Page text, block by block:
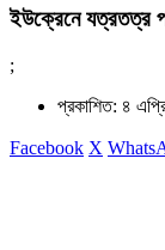
ইউক্রেনে যত্রতত্র
;
প্রকাশিত: ৪
Facebook X